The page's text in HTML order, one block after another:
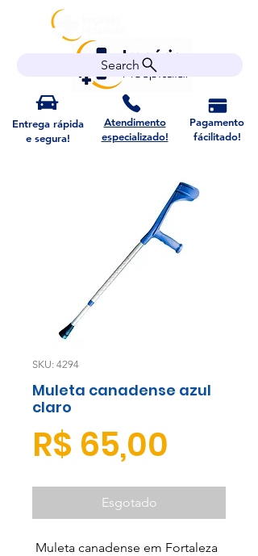
Search
Entrega rápida
e segura!
Atendimento
especializado!
Pagamento
fácilitado!
SKU: 4294
Muleta canadense azul
claro
R$ 65,00
Esgotado
Muleta canadense em Fortaleza